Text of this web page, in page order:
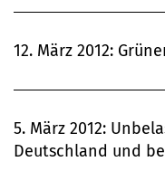
12. März 2012:
5. März 2012:
Deutschland und